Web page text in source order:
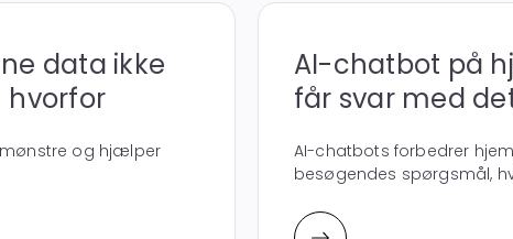
data ikke
hvorfor
mønstre og hjælper
AI-chatbot på
får svar med
AI-chatbots forbedrer
besøgendes spørgsmål,